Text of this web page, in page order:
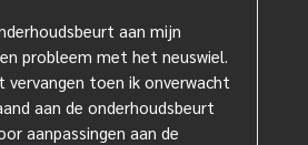
aan mijn
probleem met het neuswiel.
vervangen toen ik onverwacht
aan de onderhoudsbeurt
aanpassingen aan de